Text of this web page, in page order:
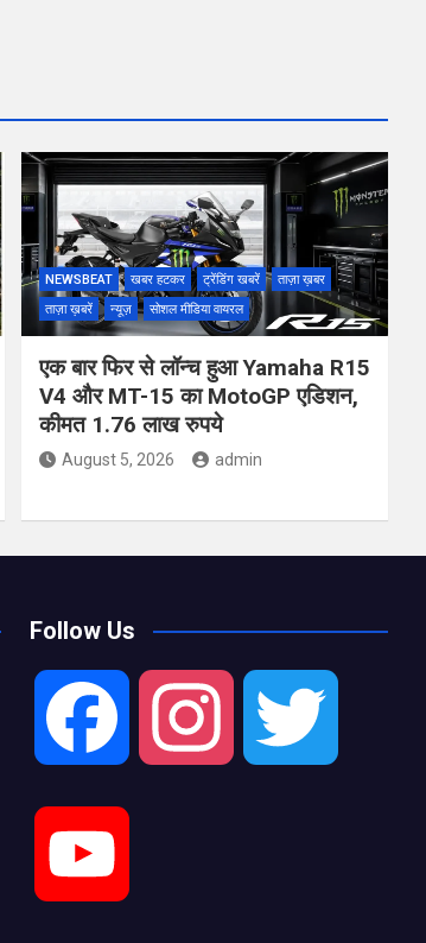
NEWSBEAT खबर हटकर ट्रेंडिंग खबरें
ताज़ा ख़बर
ताज़ा ख़बरें
न्यूज़ सोशल मीडिया वायरल
एक बार फिर से लॉन्च हुआ Yamaha R15
V4 और MT-15 का MotoGP एडिशन,
कीमत 1.76 लाख रुपये
August 5, 2026 admin
Follow Us